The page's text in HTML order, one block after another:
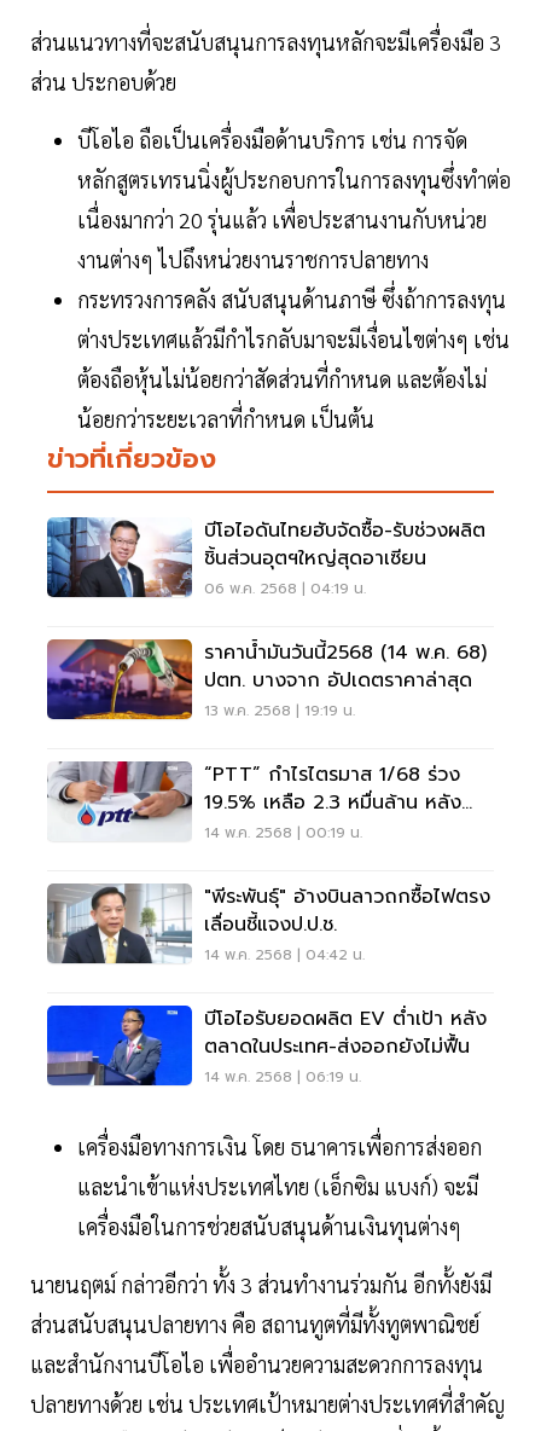
ส่วนแนวทางที่จะสนับสนุนการลงทุนหลักจะมีเครื่องมือ 3
ส่วน ประกอบด้วย
บีโอไอ ถือเป็นเครื่องมือด้านบริการ เช่น การจัด
หลักสูตรเทรนนิ่งผู้ประกอบการในการลงทุนซึ่งทำต่อ
เนื่องมากว่า 20 รุ่นแล้ว เพื่อประสานงานกับหน่วย
งานต่างๆ ไปถึงหน่วยงานราชการปลายทาง
กระทรวงการคลัง สนับสนุนด้านภาษี ซึ่งถ้าการลงทุน
ต่างประเทศแล้วมีกำไรกลับมาจะมีเงื่อนไขต่างๆ เช่น
ต้องถือหุ้นไม่น้อยกว่าสัดส่วนที่กำหนด และต้องไม่
น้อยกว่าระยะเวลาที่กำหนด เป็นต้น
ข่าวที่เกี่ยวข้อง
บีโอไอดันไทยฮับจัดซื้อ-รับช่วงผลิต
ชิ้นส่วนอุตฯใหญ่สุดอาเซียน
06 พ.ค. 2568 | 04:19 น.
ราคาน้ำมันวันนี้2568 (14 พ.ค. 68)
ปตท. บางจาก อัปเดตราคาล่าสุด
13 พ.ค. 2568 | 19:19 น.
“PTT” กำไรไตรมาส 1/68 ร่วง
19.5% เหลือ 2.3 หมื่นล้าน หลัง
บ.ลูกขาดทุน
14 พ.ค. 2568 | 00:19 น.
"พีระพันธุ์" อ้างบินลาวถกซื้อไฟตรง
เลื่อนชี้แจงป.ป.ช.
14 พ.ค. 2568 | 04:42 น.
บีโอไอรับยอดผลิต EV ต่ำเป้า หลัง
ตลาดในประเทศ-ส่งออกยังไม่ฟื้น
14 พ.ค. 2568 | 06:19 น.
เครื่องมือทางการเงิน โดย ธนาคารเพื่อการส่งออก
และนำเข้าแห่งประเทศไทย (เอ็กซิม แบงก์) จะมี
เครื่องมือในการช่วยสนับสนุนด้านเงินทุนต่างๆ
นายนฤตม์ กล่าวอีกว่า ทั้ง 3 ส่วนทำงานร่วมกัน อีกทั้งยังมี
ส่วนสนับสนุนปลายทาง คือ สถานทูตที่มีทั้งทูตพาณิชย์
และสำนักงานบีโอไอ เพื่ออำนวยความสะดวกการลงทุน
ปลายทางด้วย เช่น ประเทศเป้าหมายต่างประเทศที่สำคัญ